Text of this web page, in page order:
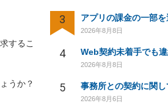
するこ
うか？
3
2026年8月8日
4
2026年8月8日
5 事務所との契約に関し
2026年8月6日